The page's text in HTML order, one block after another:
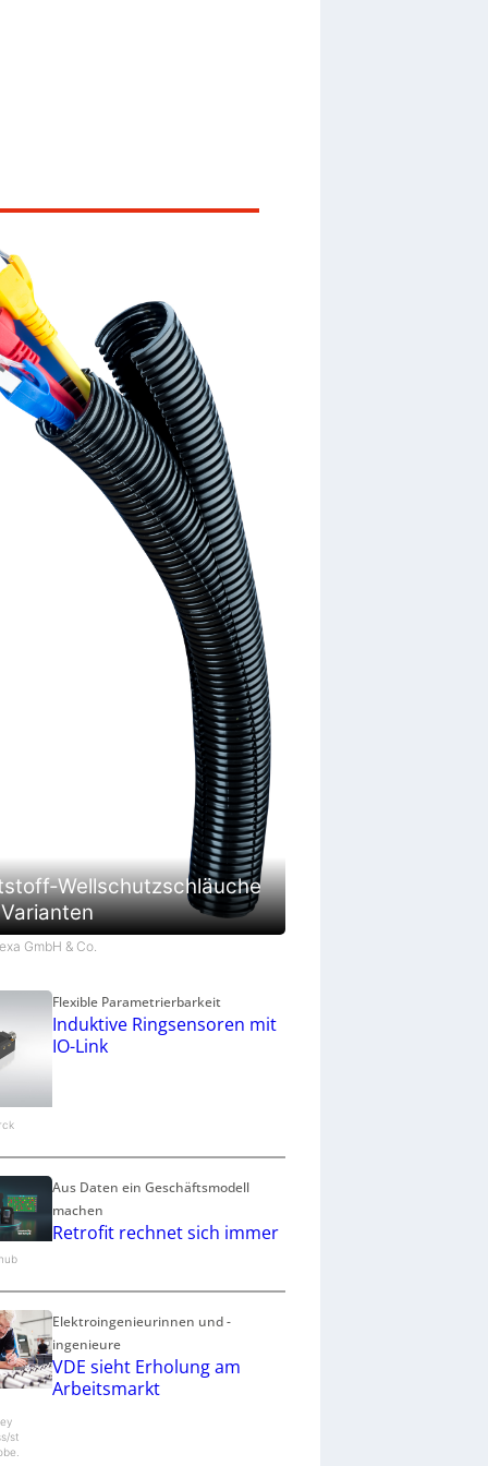
Wellschutzschläuche
GmbH & Co.
Flexible Parametrierbarkeit
Induktive Ringsensoren mit
IO-Link
Aus Daten ein Geschäftsmodell
machen
Retrofit rechnet sich immer
st
Elektroingenieurinnen und -
ingenieure
VDE sieht Erholung am
Arbeitsmarkt